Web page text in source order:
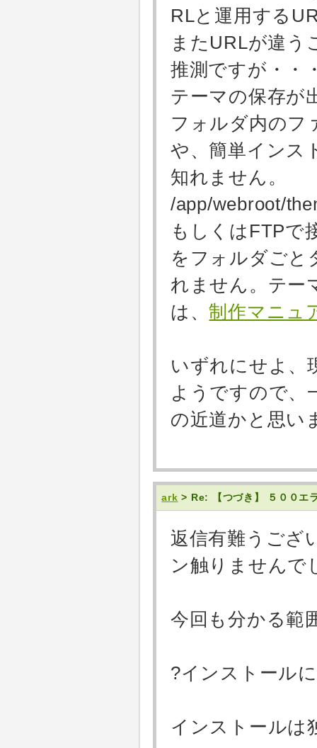
RLと運用する
またURLが違う
推測ですが・・
テーマの保存が
フォルダ内のフ
や、簡単インス
知れません。
/app/webroot/
もしくはFTPで
をフォルダごと
れません。テー
は、制作マニュ
いずれにせよ、
ようですので、
の近道かと思い
ark > Re: 【つづき】 ５００エ
返信有難うござ
ン触りませんで
今回も分かる範
?インストール
インストールは